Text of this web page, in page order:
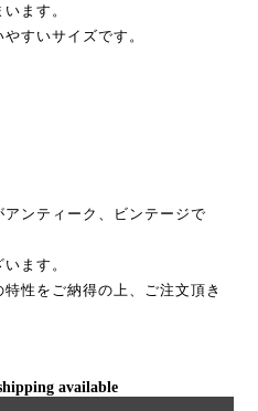
ます。
すいサイズです。
ンティーク、ビンテージで
ます。
性をご納得の上、ご注文頂き
available